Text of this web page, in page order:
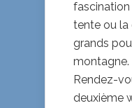
tente ou la
grands
montagne.
Rendez-
deuxième